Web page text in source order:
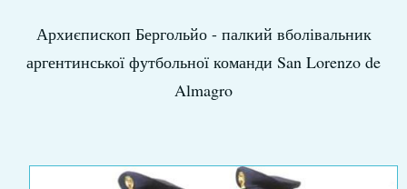
Архиєпископ Бергольйо - палкий вболівальник
аргентинської футбольної команди San Lorenzo de
Almagro